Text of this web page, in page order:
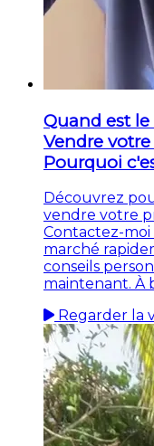
Quand est
Vendre
Pourquoi
Découvrez
vendre votre
Contactez-
marché
conseils
maintenant. À
Regarder la